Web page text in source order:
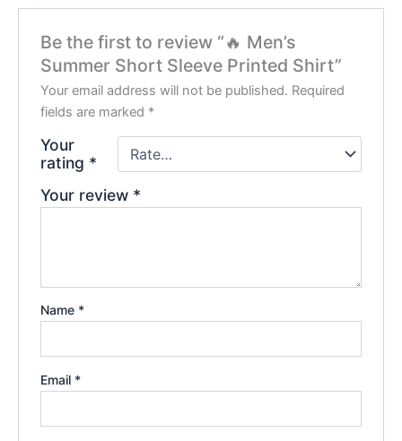
Be the first to review “🔥 Men’s
Summer Short Sleeve Printed Shirt”
Your email address will not be published. Required
fields are marked *
Your
rating *
Your review *
Name *
Email *